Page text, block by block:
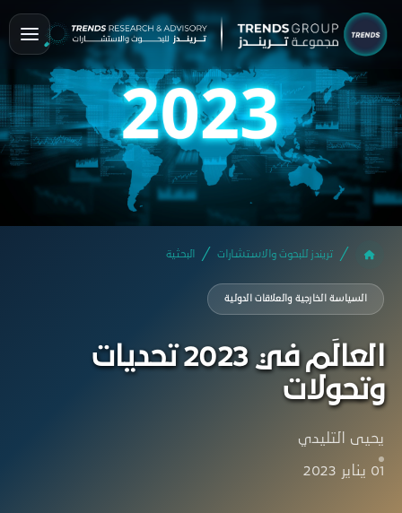
تريندز للبحوث والاستشارات البحثية
السياسة الخارجية والعلاقات الدولية
العالَم في 2023 تحديات
وتحولات
يحيى التليدي
01 يناير 2023